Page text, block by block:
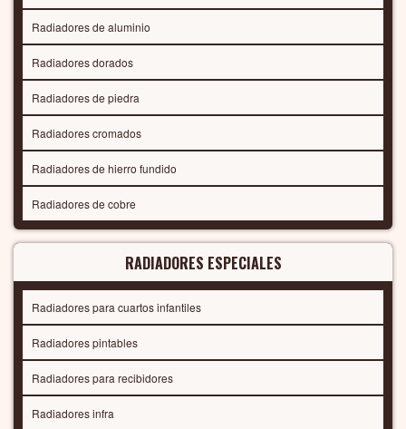
Radiadores de aluminio
Radiadores dorados
Radiadores de piedra
Radiadores cromados
Radiadores de hierro fundido
Radiadores de cobre
RADIADORES ESPECIALES
Radiadores para cuartos infantiles
Radiadores pintables
Radiadores para recibidores
Radiadores infra